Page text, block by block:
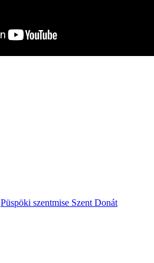
Püspöki szentmise Szent Donát